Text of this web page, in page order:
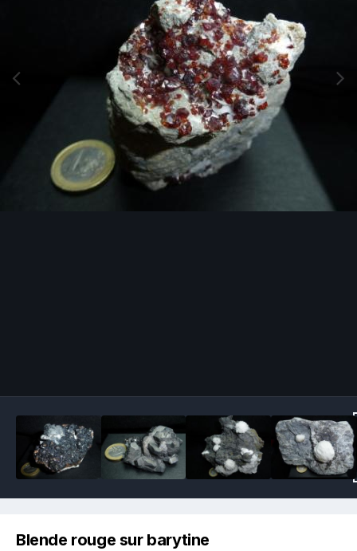
Blende rouge sur barytine